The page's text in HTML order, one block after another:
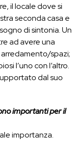
il locale dove si
seconda casa e
di sintonia. Un
ad avere una
arredamento/spazi;
l’uno con l’altro.
dal suo
importanti per il
importanza.